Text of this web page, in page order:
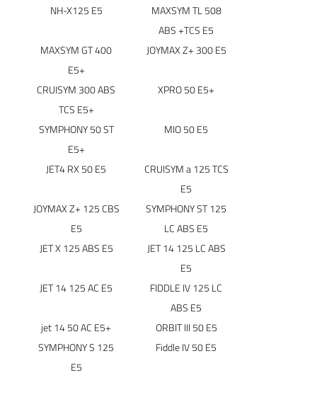
NH-X125 E5
MAXSYM TL 508
ABS +TCS E5
MAXSYM GT 400
E5+
JOYMAX Z+ 300 E5
CRUISYM 300 ABS
TCS E5+
XPRO 50 E5+
SYMPHONY 50 ST
E5+
MIO 50 E5
JET4 RX 50 E5
CRUISYM a 125 TCS
E5
JOYMAX Z+ 125 CBS
E5
SYMPHONY ST 125
LC ABS E5
JET X 125 ABS E5
JET 14 125 LC ABS
E5
JET 14 125 AC E5
FIDDLE IV 125 LC
ABS E5
jet 14 50 AC E5+
ORBIT III 50 E5
SYMPHONY S 125
E5
Fiddle IV 50 E5